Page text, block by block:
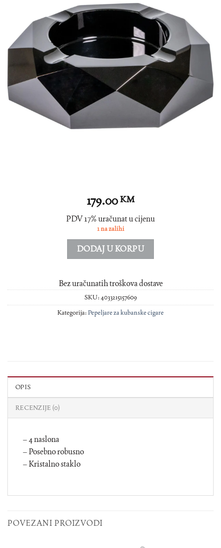
179.00KM
PDV 17% uračunat u cijenu
1 na zalihi
DODAJ U KORPU
Bez uračunatih troškova dostave
SKU:4033215157609
Kategorija:Pepeljare za kubanske cigare
OPIS
RECENZIJE (0)
– 4 naslona
– Posebno robusno
– Kristalno staklo
POVEZANI PROIZVODI